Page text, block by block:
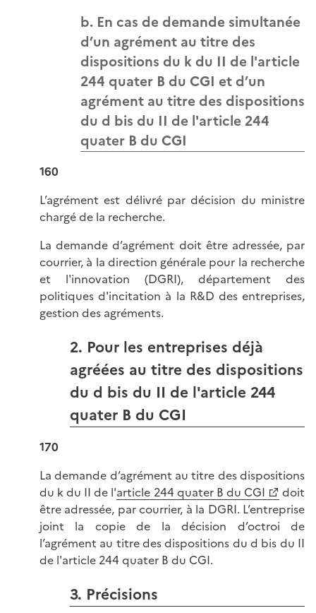
b. En cas de demande simultanée
d’un agrément au titre des
dispositions du k du II de l'article
244 quater B du CGI et d’un
agrément au titre des dispositions
du d bis du II de l'article 244
quater B du CGI
160
L’agrément est délivré par décision du ministre
chargé de la recherche.
La demande d’agrément doit être adressée, par
courrier, à la direction générale pour la recherche
et l'innovation (DGRI), département des
politiques d'incitation à la R&D des entreprises,
gestion des agréments.
2. Pour les entreprises déjà
agréées au titre des dispositions
du d bis du II de l'article 244
quater B du CGI
170
La demande d’agrément au titre des dispositions
du k du II de l'article 244 quater B du CGI
doit
être adressée, par courrier, à la DGRI. L’entreprise
joint la copie de la décision d’octroi de
l’agrément au titre des dispositions du d bis du II
de l'article 244 quater B du CGI.
3. Précisions